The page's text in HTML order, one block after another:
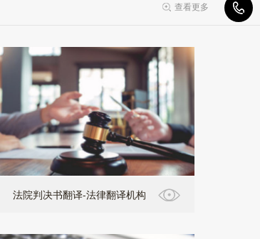
查看更多
法院判决书翻译-法律翻译机构